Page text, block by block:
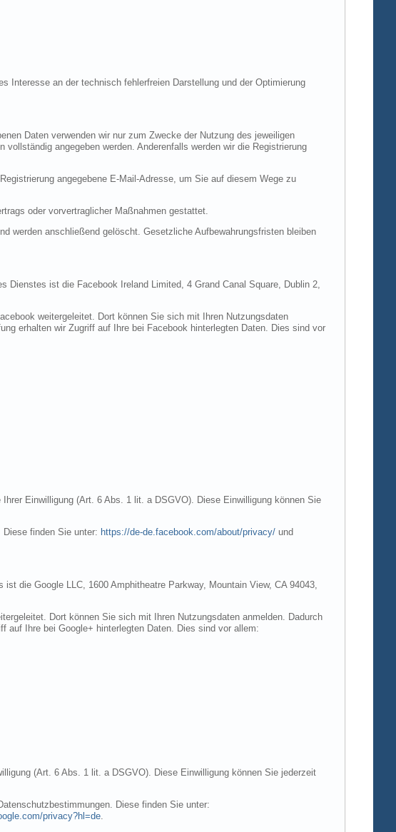
Interesse an der technisch fehlerfreien Darstellung und der Optimierung
Daten verwenden wir nur zum Zwecke der Nutzung des jeweiligen
angegeben werden. Anderenfalls werden wir die Registrierung
angegebene E-Mail-Adresse, um Sie auf diesem Wege zu
oder vorvertraglicher Maßnahmen gestattet.
werden anschließend gelöscht. Gesetzliche Aufbewahrungsfristen bleiben
Dienstes ist die Facebook Ireland Limited, 4 Grand Canal Square, Dublin 2,
weitergeleitet. Dort können Sie sich mit Ihren Nutzungsdaten
erhalten wir Zugriff auf Ihre bei Facebook hinterlegten Daten. Dies sind vor
Einwilligung (Art. 6 Abs. 1 lit. a DSGVO). Diese Einwilligung können Sie
finden Sie unter: https://de-de.facebook.com/about/privacy/ und
die Google LLC, 1600 Amphitheatre Parkway, Mountain View, CA 94043,
Dort können Sie sich mit Ihren Nutzungsdaten anmelden. Dadurch
auf Ihre bei Google+ hinterlegten Daten. Dies sind vor allem:
(Art. 6 Abs. 1 lit. a DSGVO). Diese Einwilligung können Sie jederzeit
Diese finden Sie unter:
privacy?hl=de.